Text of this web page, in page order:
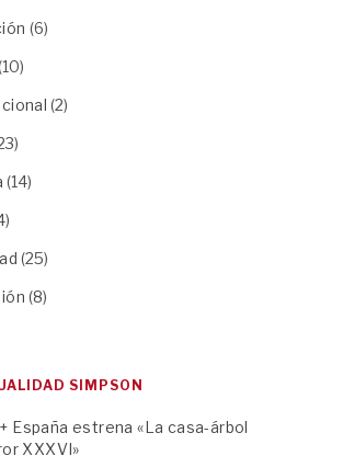
(6)
(2)
(14)
(25)
(8)
SIMPSON
España estrena «La casa-árbol
XXXVI»